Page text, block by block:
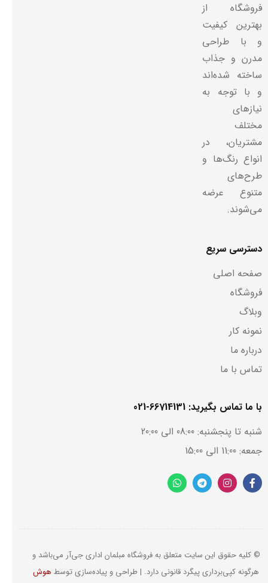
فروشگاه از
بهترین کیفیت
و با طراحی
مدرن و جذاب
ساخته شده‌اند
و با توجه به
نیازهای
مختلف
مشتریان، در
انواع رنگ‌ها و
طرح‌های
متنوع عرضه
می‌شوند.
دسترسی سریع
صفحه اصلی
فروشگاه
وبلاگ
نمونه کار
درباره ما
تماس با ما
با ما تماس بگیرید: 66714131-021
شنبه تا پنجشنبه: 08:00 الی 20:00
جمعه: 11:00 الی 15:00
© کلیه حقوق این سایت متعلق به فروشگاه مبلمان اداری جی‌آر می‌باشد و
هرگونه کپی‌برداری پیگرد قانونی دارد. | طراحی و پیاده‌‌سازی توسط هوش